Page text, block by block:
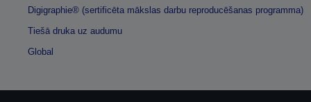
Digigraphie® (sertificēta mākslas darbu reproducēšanas programma)
Tiešā druka uz audumu
Global